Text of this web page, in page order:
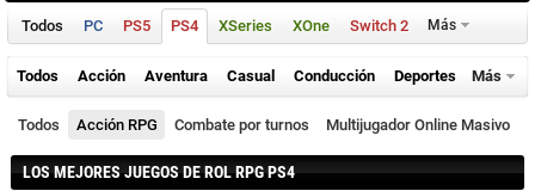
Todos PC PS5 PS4 XSeries XOne Switch 2 Más
Todos Acción Aventura Casual Conducción Deportes Más
Todos Acción RPG Combate por turnos Multijugador Online Masivo
LOS MEJORES JUEGOS DE ROL RPG PS4